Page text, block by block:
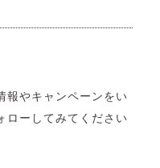
報やキャンペーンをい
ローしてみてください